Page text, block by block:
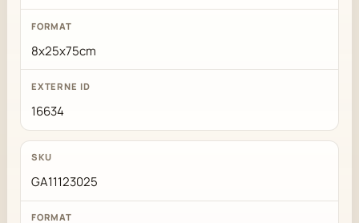
8x25x75cm
16634
GA11123025